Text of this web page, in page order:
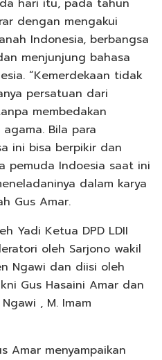
dengan mengakui
Indonesia, berbangsa
menjunjung bahasa
“Kemerdekaan tidak
persatuan dari
membedakan
Bila para
ini bisa berpikir dan
pemuda Indoesia saat ini
dalam karya
Gus Amar.
Yadi Ketua DPD LDII
oleh Sarjono wakil
Ngawi dan diisi oleh
Gus Hasaini Amar dan
, M. Imam
Amar menyampaikan